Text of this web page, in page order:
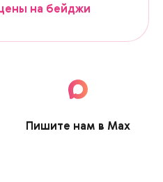
на бейджи
Пишите нам в Max